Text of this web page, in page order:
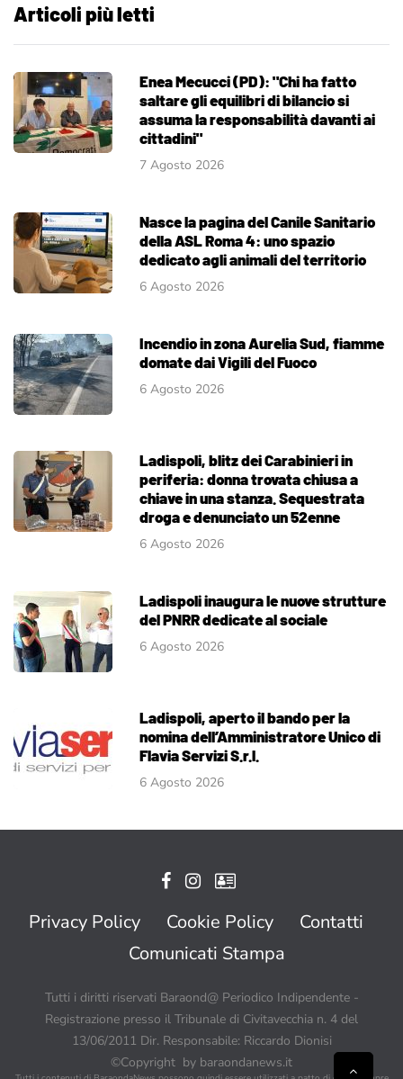
Articoli più letti
Enea Mecucci (PD): "Chi ha fatto
saltare gli equilibri di bilancio si
assuma la responsabilità davanti ai
cittadini"
7 Agosto 2026
Nasce la pagina del Canile Sanitario
della ASL Roma 4: uno spazio
dedicato agli animali del territorio
6 Agosto 2026
Incendio in zona Aurelia Sud, fiamme
domate dai Vigili del Fuoco
6 Agosto 2026
Ladispoli, blitz dei Carabinieri in
periferia: donna trovata chiusa a
chiave in una stanza. Sequestrata
droga e denunciato un 52enne
6 Agosto 2026
Ladispoli inaugura le nuove strutture
del PNRR dedicate al sociale
6 Agosto 2026
Ladispoli, aperto il bando per la
nomina dell’Amministratore Unico di
Flavia Servizi S.r.l.
6 Agosto 2026
Privacy Policy Cookie Policy
Contatti
Comunicati Stampa
Tutti i diritti riservati Baraond@ Periodico Indipendente -
Registrazione presso il Tribunale di Civitavecchia n. 4 del
13/06/2011 Dir. Responsabile: Riccardo Dionisi
©Copyright by baraondanews.it